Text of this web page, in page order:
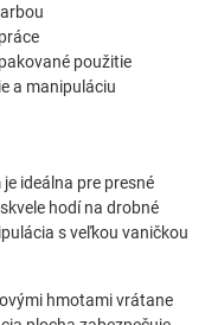
použitie
a manipuláciu
ideálna pre presné
hodí na drobné
s veľkou vaničkou
hmotami vrátane